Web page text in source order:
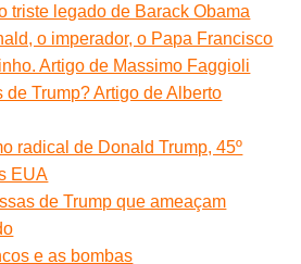
triste legado de Barack Obama
o imperador, o Papa Francisco
Artigo de Massimo Faggioli
de Trump? Artigo de Alberto
radical de Donald Trump, 45º
EUA
de Trump que ameaçam
e as bombas